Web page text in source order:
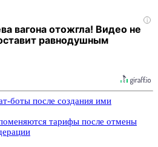
i
вагона отожгла! Видео не
равнодушным
боты после создания ими
тарифы после отмены